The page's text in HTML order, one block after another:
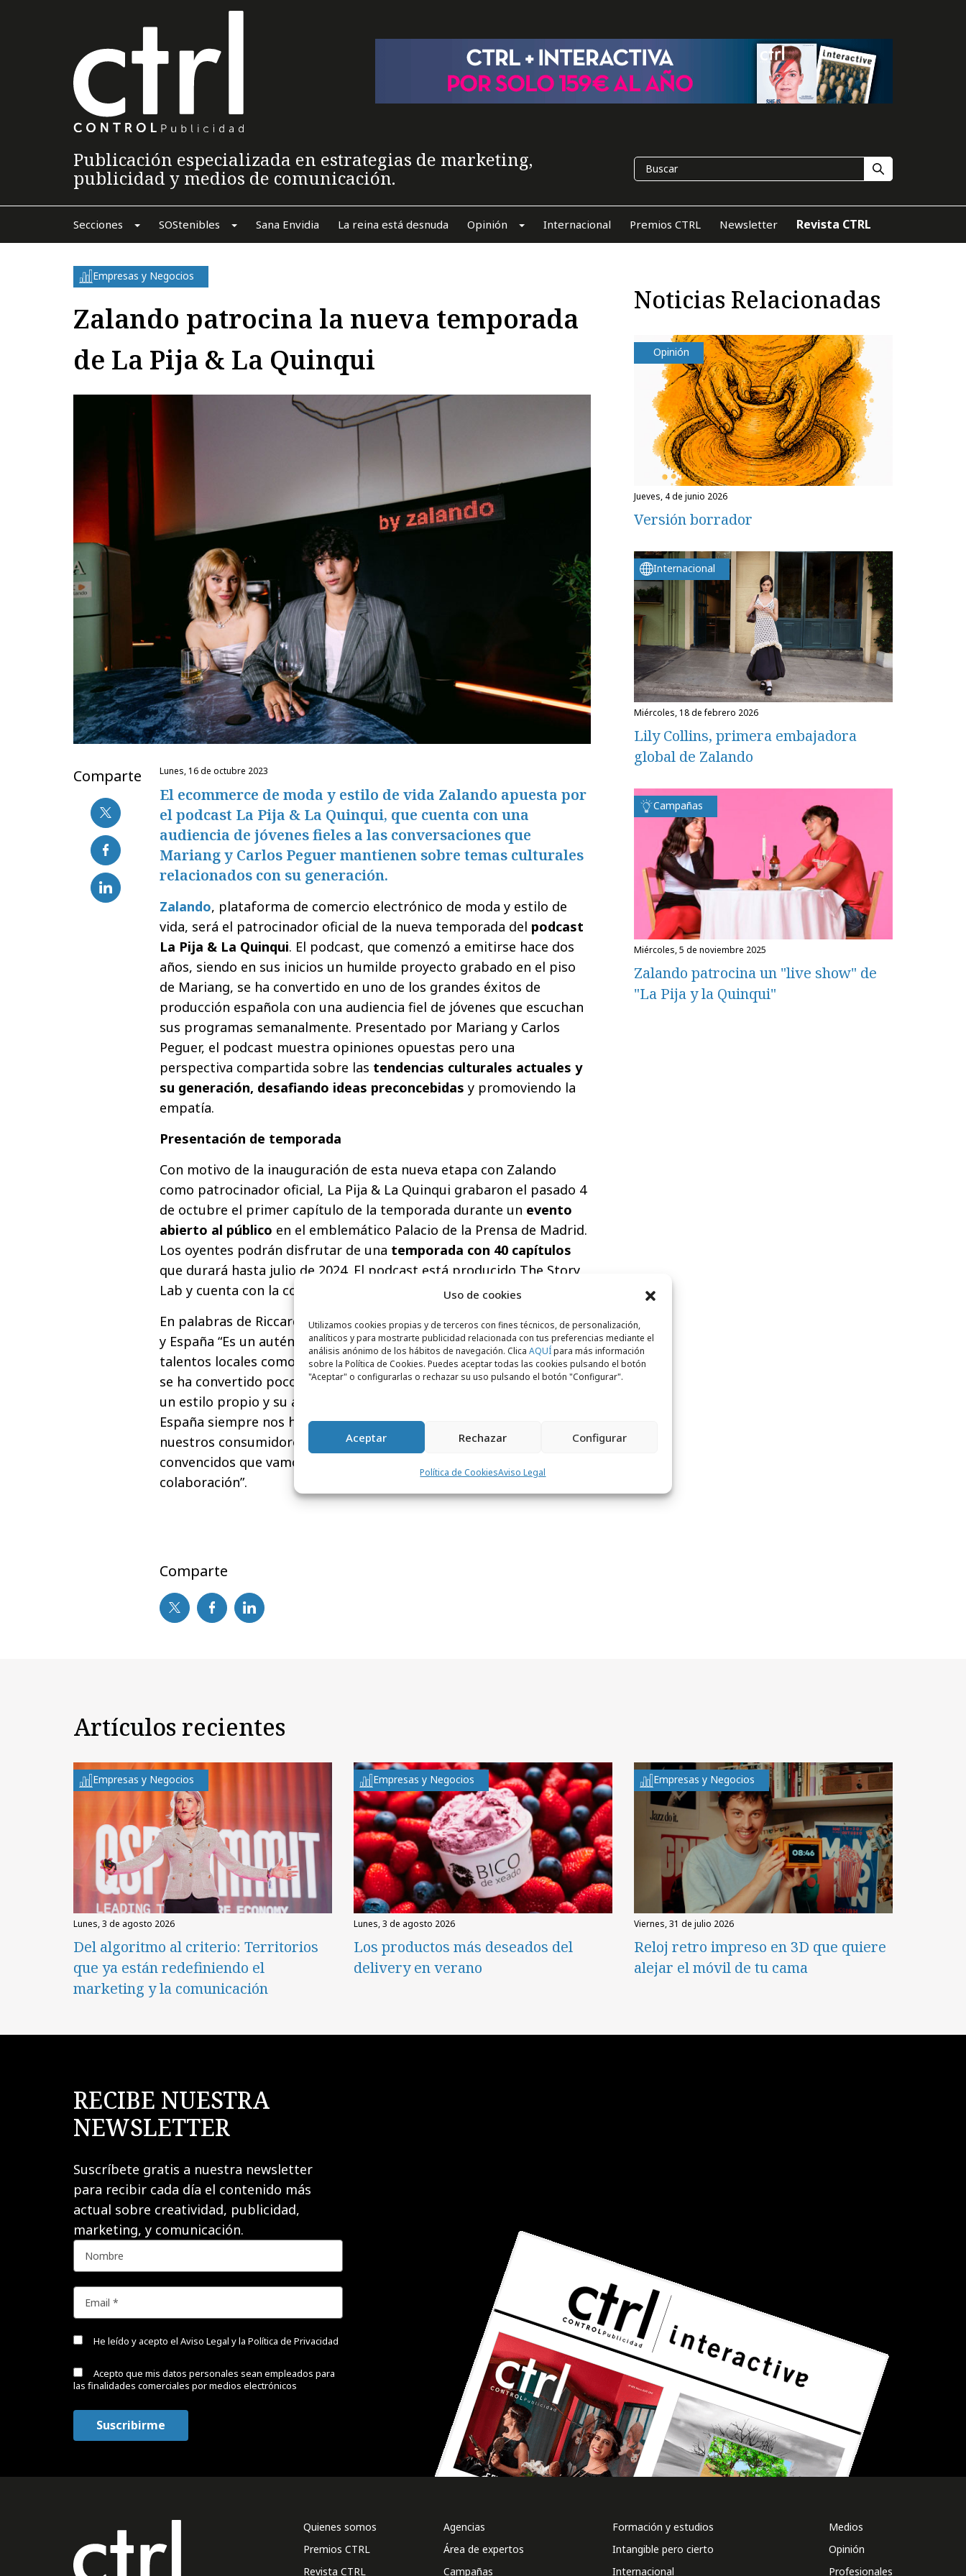
Uso de cookies
Utilizamos cookies propias y de terceros con fines técnicos, de personalización,
analíticos y para mostrarte publicidad relacionada con tus preferencias mediante el
análisis anónimo de los hábitos de navegación. Clica AQUÍpara más información
sobre la Política de Cookies. Puedes aceptar todas las cookies pulsando el botón
"Aceptar" o configurarlas o rechazar su uso pulsando el botón "Configurar".
Aceptar Rechazar Configurar
Política de CookiesAviso Legal
Publicación especializada en estrategias de marketing,
publicidad y medios de comunicación.
Secciones SOStenibles Sana Envidia La reina está desnuda Opinión Internacional Premios CTRL Newsletter Revista CTRL
Empresas y Negocios
Zalando patrocina la nueva temporada
de La Pija & La Quinqui
Comparte lunes, 16 de octubre 2023
El ecommerce de moda y estilo de vida Zalando apuesta por
el podcast La Pija & La Quinqui, que cuenta con una
audiencia de jóvenes fieles a las conversaciones que
Mariang y Carlos Peguer mantienen sobre temas culturales
relacionados con su generación.
Zalando, plataforma de comercio electrónico de moda y estilo de
vida, será el patrocinador oficial de la nueva temporada del podcast
La Pija & La Quinqui. El podcast, que comenzó a emitirse hace dos
años, siendo en sus inicios un humilde proyecto grabado en el piso
de Mariang, se ha convertido en uno de los grandes éxitos de
producción española con una audiencia fiel de jóvenes que escuchan
sus programas semanalmente. Presentado por Mariang y Carlos
Peguer, el podcast muestra opiniones opuestas pero una
perspectiva compartida sobre las tendencias culturales actuales y
su generación, desafiando ideas preconcebidas y promoviendo la
empatía.
Presentación de temporada
Con motivo de la inauguración de esta nueva etapa con Zalando
como patrocinador oficial, La Pija & La Quinqui grabaron el pasado 4
de octubre el primer capítulo de la temporada durante un evento
abierto al público en el emblemático Palacio de la Prensa de Madrid.
Los oyentes podrán disfrutar de una temporada con 40 capítulos
que durará hasta julio de 2024. El podcast está producido The Story
Lab y cuenta con la colaboración con
Iprospect.
En palabras de Riccardo Vola,General Managerde Zalando para Italia
y España “Es un auténtico placer para nosotros poder colaborar con
talentos locales como lo son Mariang y Carlos. La Pija & La Quinqui
se ha convertido poco a poco en un éxito sin comparación gracias a
un estilo propio y su autenticidad. En los once años que llevamos en
España siempre nos hemos enfocado en estar ahí donde están
nuestros consumidores y hablarles de tú a tú, algo que estamos
convencidos que vamos a seguir haciendo gracias a esta
colaboración”.
Comparte
Noticias Relacionadas
Opinión
jueves, 4 de junio 2026
Versión borrador
Internacional
miércoles, 18 de febrero 2026
Lily Collins, primera embajadora
global de Zalando
Campañas
miércoles, 5 de noviembre 2025
Zalando patrocina un "live show" de
"La Pija y la Quinqui"
Artículos recientes
Empresas y Negocios
lunes, 3 de agosto 2026
Del algoritmo al criterio: Territorios
que ya están redefiniendo el
marketing y la comunicación
Empresas y Negocios
lunes, 3 de agosto 2026
Los productos más deseados del
delivery en verano
Empresas y Negocios
viernes, 31 de julio 2026
Reloj retro impreso en 3D que quiere
alejar el móvil de tu cama
RECIBE NUESTRA
NEWSLETTER
Suscríbete gratis a nuestra newsletter
para recibir cada día el contenido más
actual sobre creatividad, publicidad,
marketing, y comunicación.
He leído y acepto el Aviso Legal y la Política de Privacidad
Acepto que mis datos personales sean empleados para
las finalidades comerciales por medios electrónicos
Quienes somos
Premios CTRL
Revista CTRL
Agencias
Área de expertos
Campañas
Formación y estudios
Intangible pero cierto
Internacional
Medios
Opinión
Profesionales